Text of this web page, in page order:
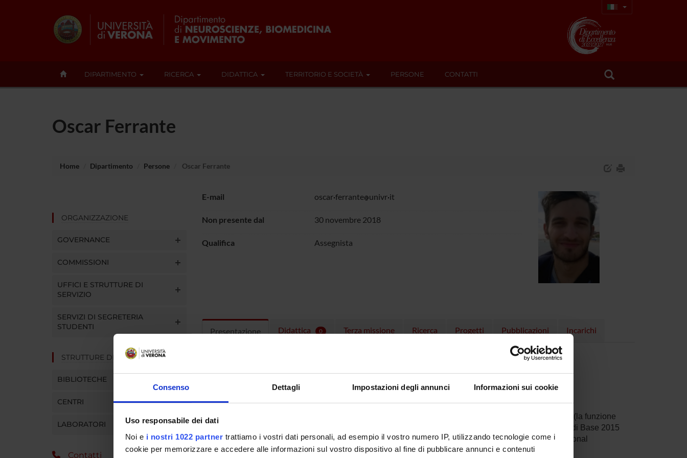
Consenso Dettagli Impostazioni degli annunci Informazioni sui cookie
Uso responsabile dei dati
Noi e i nostri 1022 partner trattiamo i vostri dati personali, ad esempio il vostro numero IP, utilizzando tecnologie come i
cookie per memorizzare e accedere alle informazioni sul vostro dispositivo al fine di pubblicare annunci e contenuti
DIPARTIMENTO RICERCA DIDATTICA TERRITORIO E SOCIETÀ PERSONE CONTATTI
Oscar Ferrante
Home Dipartimento Persone Oscar Ferrante
ORGANIZZAZIONE
GOVERNANCE
COMMISSIONI
UFFICI E STRUTTURE DI
SERVIZIO
SERVIZI DI SEGRETERIA
STUDENTI
STRUTTURE DEL DIPARTIMENTO
BIBLIOTECHE
CENTRI
LABORATORI
Contatti
E-mail oscar ferrante univr it
Non presente dal 30 novembre 2018
Qualifica Assegnista
Presentazione Didattica 0 Terza missione Ricerca Progetti Pubblicazioni Incarichi
CV Oscar Ferrante Ita (pdf, it, 206 KB, 05/12/17)
Titolo AdR: “Studio dei correlati comportamentali e delle basi nervose della soppressione dei distrattori (la funzione
attenzionale che rende capaci di resistere alla distrazione)” finanziato nell’ambito del progetto Ricerca di Base 2015
“Analisi sistematica dei meccanismi attenzionali per la percezione – Comprehensive analysis of Attentional
Mechanisms for Perception” CUP B32F15000700001.